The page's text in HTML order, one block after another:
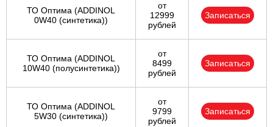
ТО Оптима (ADDINOL
0W40 (синтетика))
от
12999
рублей
Записаться
ТО Оптима (ADDINOL
10W40 (полусинтетика))
от
8499
рублей
Записаться
ТО Оптима (ADDINOL
5W30 (синтетика))
от
9799
рублей
Записаться